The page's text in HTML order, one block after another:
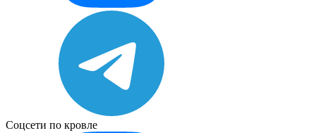
Соцсети по кровле